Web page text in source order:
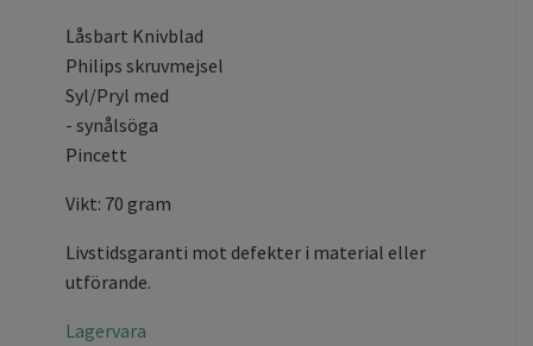
Låsbart Knivblad
Philips skruvmejsel
Syl/Pryl med
- synålsöga
Pincett
Vikt: 70 gram
Livstidsgaranti mot defekter i material eller
utförande.
Lagervara